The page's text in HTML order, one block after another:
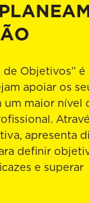
de Objetivos” é
apoiar os
um maior nível
apresenta
definir
e superar